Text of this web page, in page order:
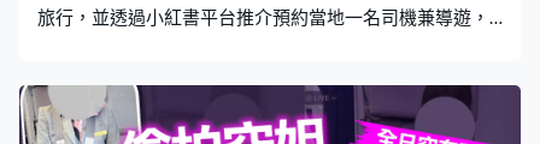
旅行，並透過小紅書平台推介預約當地一名司機兼導遊，
然而車禍發生後，司機竟未有協助報警及聯絡救護車，最
終他們在流血受傷的情況下，在馬路邊截車前往醫院。